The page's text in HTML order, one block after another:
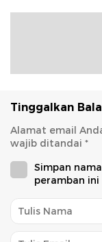
Tinggalkan
Alamat email
wajib ditandai *
Simpan
peramban